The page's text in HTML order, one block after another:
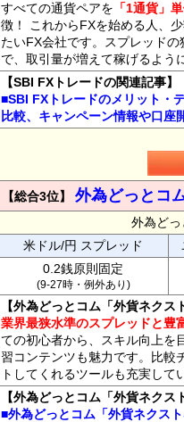
すべての通貨ペアを 「1通貨」
徴！ これからFXを始める人、
たいFX会社です。スプレッド
で、取引量が増えて稼げるよう
【SBI FXトレードの関連記事】
■SBI FXトレードのメリット・
比較、キャンペーン情報や口座
【総合3位】 外為どっとコ
外為ど
米ドル/円 スプレッド
0.2銭原則固定
(9-27時・例外あり)
【外為どっとコム「外貨ネクス
業界最狭水準のスプレッドと豊
ての初心者から、スキル向上を
習コンテンツも魅力です。比較
トしてくれるツールも充実して
【外為どっとコム「外貨ネクス
■外為どっとコム「外貨ネクス